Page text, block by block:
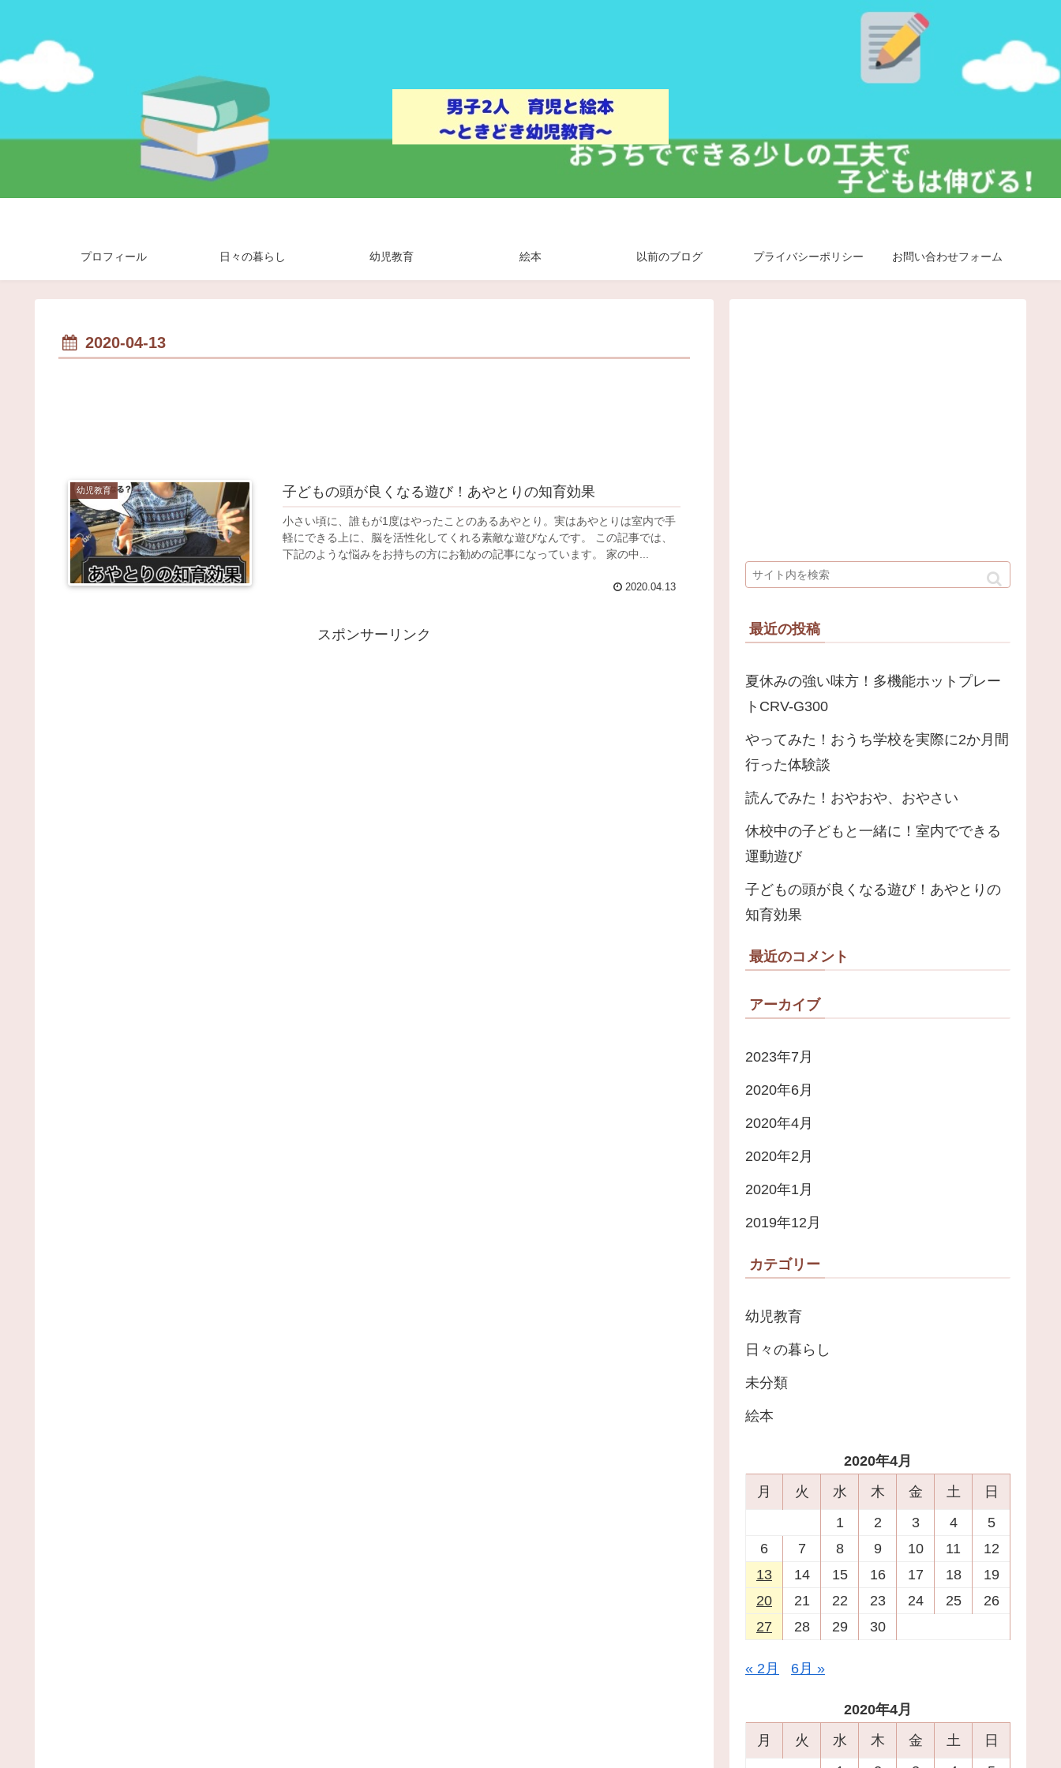
プロフィール 日々の暮らし 幼児教育 絵本 以前のブログ プライバシーポリシー お問い合わせフォーム
2020-04-13
幼児教育 子どもの頭が良くなる遊び！あやとりの知育効果
小さい頃に、誰もが1度はやったことのあるあやとり。実はあやとりは室内で手
軽にできる上に、脳を活性化してくれる素敵な遊びなんです。 この記事では、
下記のような悩みをお持ちの方にお勧めの記事になっています。 家の中...
2020.04.13
スポンサーリンク 最近の投稿
夏休みの強い味方！多機能ホットプレー
トCRV-G300
やってみた！おうち学校を実際に2か月間
行った体験談
読んでみた！おやおや、おやさい
休校中の子どもと一緒に！室内でできる
運動遊び
子どもの頭が良くなる遊び！あやとりの
知育効果
最近のコメント
アーカイブ
2023年7月
2020年6月
2020年4月
2020年2月
2020年1月
2019年12月
カテゴリー
幼児教育
日々の暮らし
未分類
絵本
2020年4月
月
火 水 木 金 土
日
1
2 3 4
5
6
7 8 9 10 11
12
13
14 15 16 17 18
19
20
21 22 23 24 25
26
27
28 29 30
« 2月 6月 »
2020年4月
月
火 水 木 金 土
日